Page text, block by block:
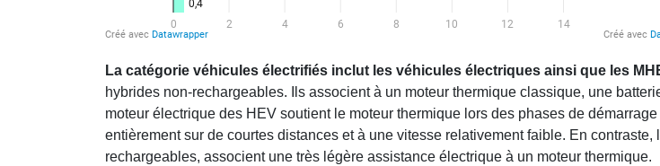
La catégorie véhicules électrifiés inclut les véhicules électriques ainsi que les
hybrides non-rechargeables. Ils associent à un moteur thermique classique, une
moteur électrique des HEV soutient le moteur thermique lors des phases de
entièrement sur de courtes distances et à une vitesse relativement faible. En
rechargeables, associent une très légère assistance électrique à un moteur thermique.